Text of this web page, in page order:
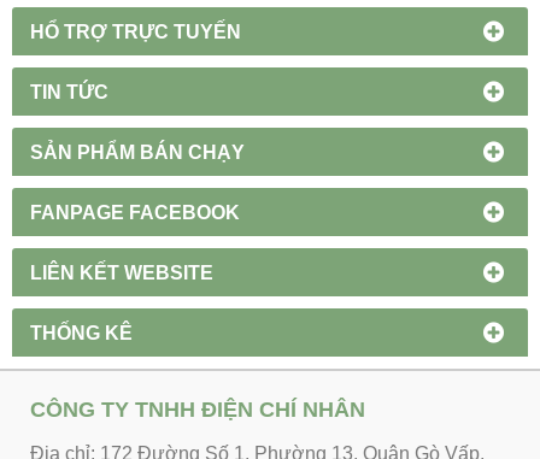
HỔ TRỢ TRỰC TUYẾN
TIN TỨC
SẢN PHẨM BÁN CHẠY
FANPAGE FACEBOOK
LIÊN KẾT WEBSITE
THỐNG KÊ
CÔNG TY TNHH ĐIỆN CHÍ NHÂN
Địa chỉ: 172 Đường Số 1, Phường 13, Quận Gò Vấp,